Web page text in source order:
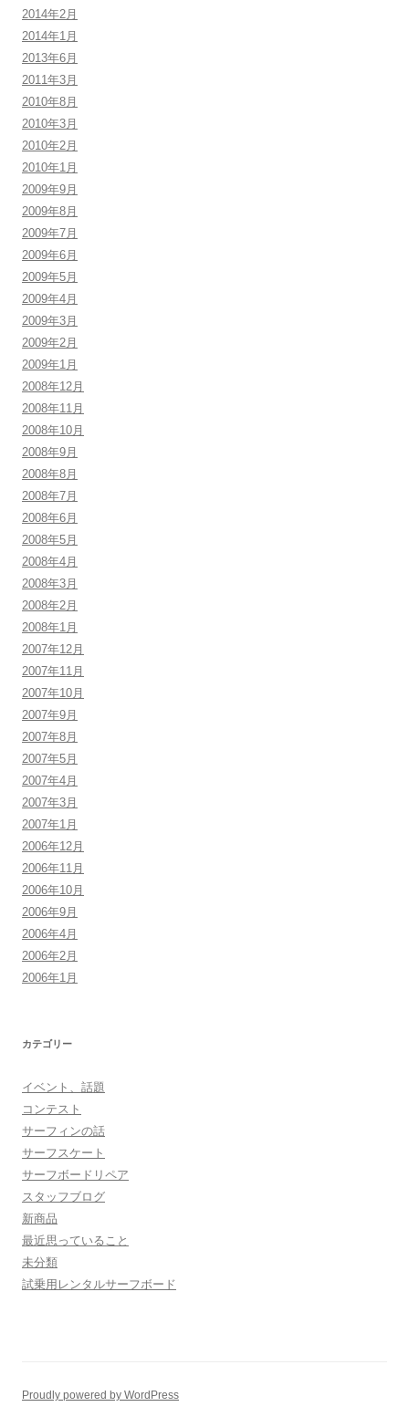
2014年2月
2014年1月
2013年6月
2011年3月
2010年8月
2010年3月
2010年2月
2010年1月
2009年9月
2009年8月
2009年7月
2009年6月
2009年5月
2009年4月
2009年3月
2009年2月
2009年1月
2008年12月
2008年11月
2008年10月
2008年9月
2008年8月
2008年7月
2008年6月
2008年5月
2008年4月
2008年3月
2008年2月
2008年1月
2007年12月
2007年11月
2007年10月
2007年9月
2007年8月
2007年5月
2007年4月
2007年3月
2007年1月
2006年12月
2006年11月
2006年10月
2006年9月
2006年4月
2006年2月
2006年1月
カテゴリー
イベント、話題
コンテスト
サーフィンの話
サーフスケート
サーフボードリペア
スタッフブログ
新商品
最近思っていること
未分類
試乗用レンタルサーフボード
Proudly powered by WordPress